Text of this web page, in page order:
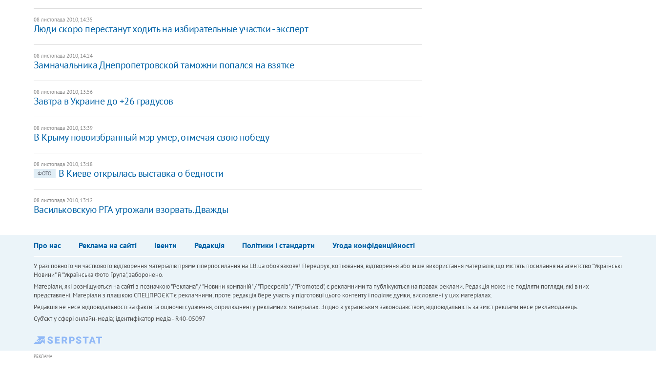
08 листопада 2010, 14:35
Люди скоро перестанут ходить на избирательные участки - эксперт
08 листопада 2010, 14:24
Замначальника Днепропетровской таможни попался на взятке
08 листопада 2010, 13:56
Завтра в Украине до +26 градусов
08 листопада 2010, 13:39
В Крыму новоизбранный мэр умер, отмечая свою победу
08 листопада 2010, 13:18
ФОТО
В Киеве открылась выставка о бедности
08 листопада 2010, 13:12
Васильковскую РГА угрожали взорвать. Дважды
Про нас Реклама на сайті Івенти Редакція Політики і стандарти Угода конфіденційності
У разі повного чи часткового відтворення матеріалів пряме гіперпосилання на LB.ua обов'язкове! Передрук, копіювання, відтворення або інше використання матеріалів, що містять посилання на агентство "Українськi
Новини" й "Українська Фото Група", заборонено.
Матеріали, які розміщуються на сайті з позначкою "Реклама" / "Новини компаній" / "Пресреліз" / "Promoted", є рекламними та публікуються на правах реклами. Редакція може не поділяти погляди, які в них
представлені. Матеріали з плашкою СПЕЦПРОЄКТ є рекламними, проте редакція бере участь у підготовці цього контенту і поділяє думки, висловлені у цих матеріалах.
Редакція не несе відповідальності за факти та оціночні судження, оприлюднені у рекламних матеріалах. Згідно з українським законодавством, відповідальність за зміст реклами несе рекламодавець.
Cуб'єкт у сфері онлайн-медіа; ідентифікатор медіа - R40-05097
РЕКЛАМА